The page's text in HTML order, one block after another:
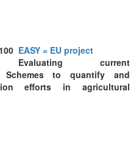
EASY = EU project
Evaluating current
Schemes to quantify and
efforts in agricultural